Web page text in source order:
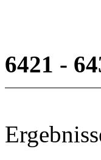
6421 -